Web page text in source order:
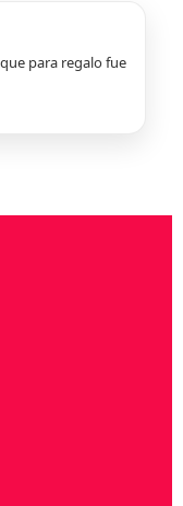
para regalo fue